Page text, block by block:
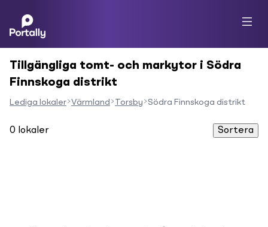
Tillgängliga tomt- och markytor i Södra
Finnskoga distrikt
Lediga lokaler Värmland Torsby Södra Finnskoga distrikt
0 lokaler Sortera